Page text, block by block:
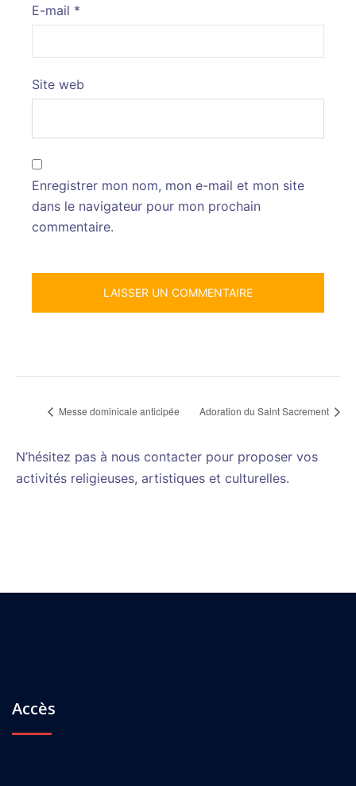
E-mail *
Site web
Enregistrer mon nom, mon e-mail et mon site
dans le navigateur pour mon prochain
commentaire.
Messe dominicale anticipée Adoration du Saint Sacrement
N’hésitez pas à nous contacter pour proposer vos
activités religieuses, artistiques et culturelles.
Accès